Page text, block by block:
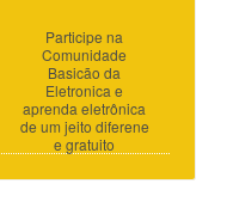
Participe na
Comunidade
Basicão da
Eletronica e
aprenda eletrônica
de um jeito diferene
e gratuito